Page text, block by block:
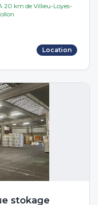
20 km de Villieu-Loyes-
Location
stokage